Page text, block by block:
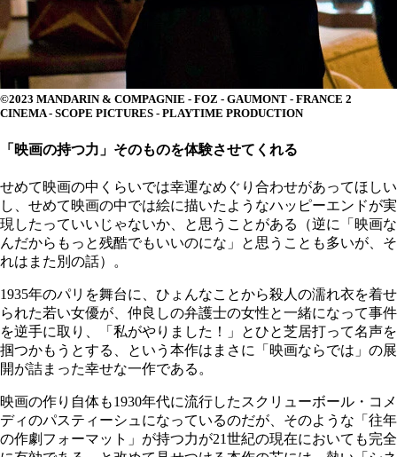
©2023 MANDARIN & COMPAGNIE - FOZ - GAUMONT - FRANCE 2
CINEMA - SCOPE PICTURES - PLAYTIME PRODUCTION
「映画の持つ力」そのものを体験させてくれる
せめて映画の中くらいでは幸運なめぐり合わせがあってほしい
し、せめて映画の中では絵に描いたようなハッピーエンドが実
現したっていいじゃないか、と思うことがある（逆に「映画な
んだからもっと残酷でもいいのにな」と思うことも多いが、そ
れはまた別の話）。
1935年のパリを舞台に、ひょんなことから殺人の濡れ衣を着せ
られた若い女優が、仲良しの弁護士の女性と一緒になって事件
を逆手に取り、「私がやりました！」とひと芝居打って名声を
掴つかもうとする、という本作はまさに「映画ならでは」の展
開が詰まった幸せな一作である。
映画の作り自体も1930年代に流行したスクリューボール・コメ
ディのパスティーシュになっているのだが、そのような「往年
の作劇フォーマット」が持つ力が21世紀の現在においても完全